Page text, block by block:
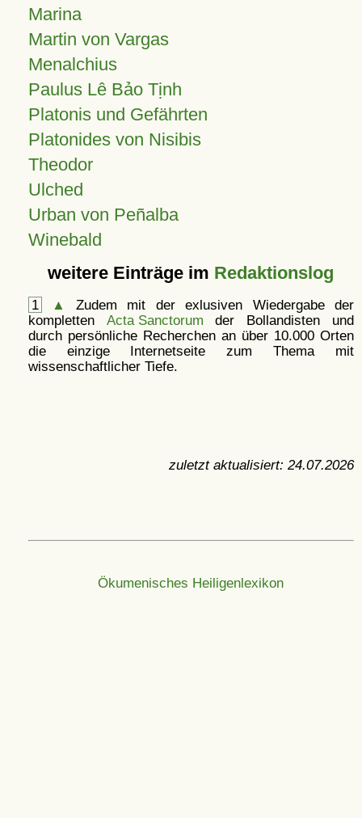
Marina
Martin von Vargas
Menalchius
Paulus Lê Bảo Tịnh
Platonis und Gefährten
Platonides von Nisibis
Theodor
Ulched
Urban von Peñalba
Winebald
weitere Einträge im Redaktionslog
1 ▲
Zudem mit der exlusiven Wiedergabe der
kompletten Acta Sanctorum der Bollandisten und
durch persönliche Recherchen an über 10.000 Orten
die einzige Internetseite zum Thema mit
wissenschaftlicher Tiefe.
zuletzt aktualisiert: 24.07.2026
Ökumenisches Heiligenlexikon